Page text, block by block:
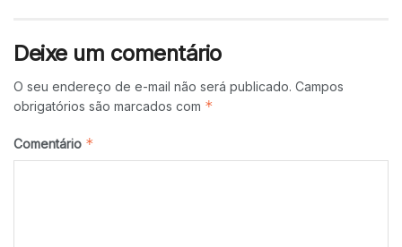
Deixe um comentário
O seu endereço de e-mail não será publicado. Campos
obrigatórios são marcados com *
Comentário *